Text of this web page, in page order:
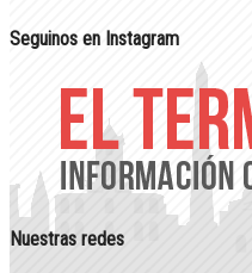
Seguinos en Instagram
Nuestras redes